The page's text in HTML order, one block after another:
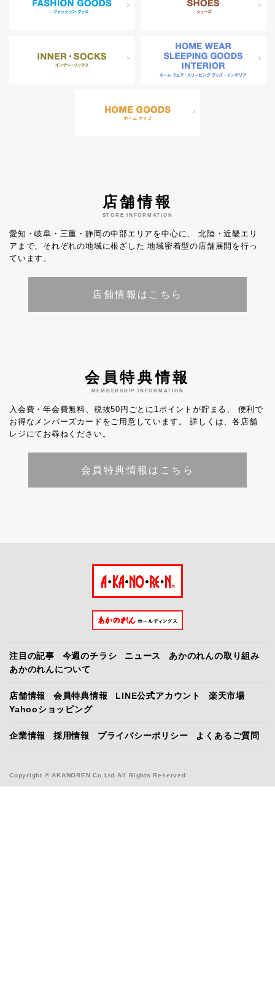
店舗情報
STORE INFORMATION
愛知・岐阜・三重・静岡の中部エリアを中心に、
北陸・近畿エリ
アまで、それぞれの地域に根ざした 地域密着型の店舗展開を行っ
ています。
店舗情報はこちら
会員特典情報
MEMBERSHIP INFORMATION
入会費・年会費無料、税抜50円ごとに1ポイントが貯まる、
便利で
お得なメンバーズカードをご用意しています。
詳しくは、各店舗
レジにてお尋ねください。
会員特典情報はこちら
Copyright © AKANOREN Co.Ltd.All Rights Reserved
注目の記事 今週のチラシ ニュース
あかのれんの取り組み
あかのれんについて
店舗情報 会員特典情報 LINE公式アカウント
楽天市場
Yahooショッピング
企業情報 採用情報 プライバシーポリシー よくあるご質問